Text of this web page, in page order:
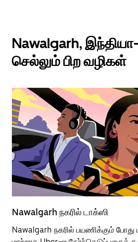
Nawalgarh,
செல்லும் பிற வழிகள்
Nawalgarh நகரில் டாக்ஸி
Nawalgarh நகரில் பயணிக்கும் போது